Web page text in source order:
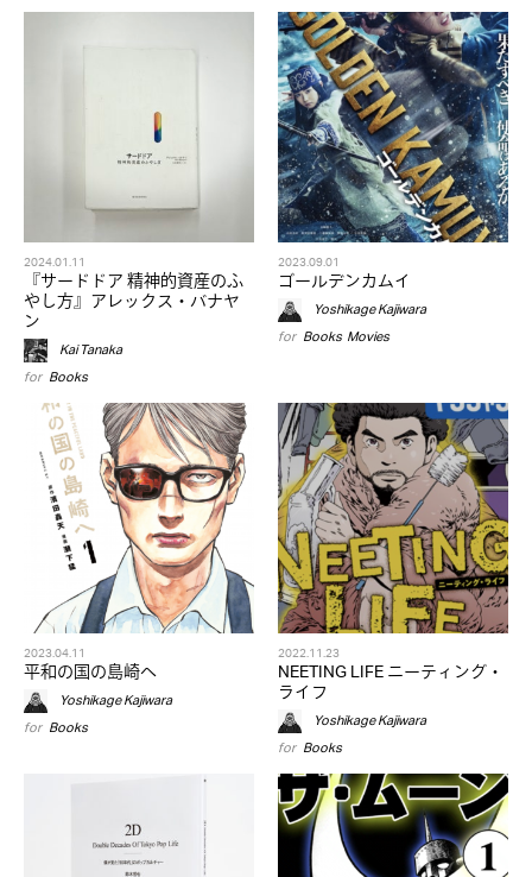
2024.01.11
『サードドア 精神的資産のふ
やし方』アレックス・バナヤ
ン
Kai Tanaka
for Books
2023.09.01
ゴールデンカムイ
Yoshikage Kajiwara
for Books,Movies
2023.04.11
平和の国の島崎へ
Yoshikage Kajiwara
for Books
2022.11.23
NEETING LIFE ニーティング・
ライフ
Yoshikage Kajiwara
for Books